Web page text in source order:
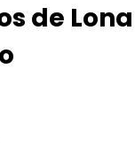
de